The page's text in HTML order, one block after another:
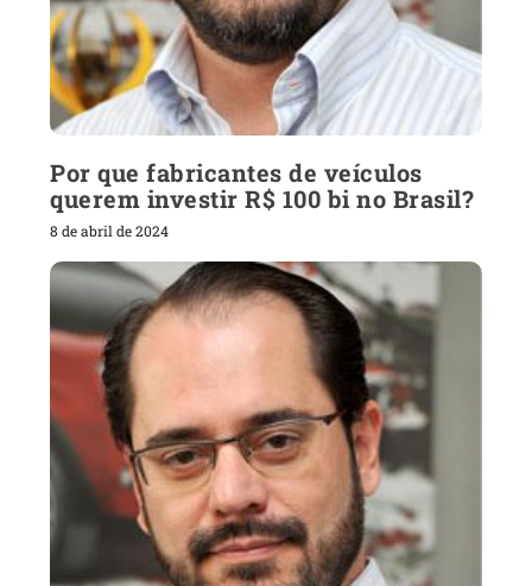
Por que fabricantes de veículos
querem investir R$ 100 bi no Brasil?
8 de abril de 2024